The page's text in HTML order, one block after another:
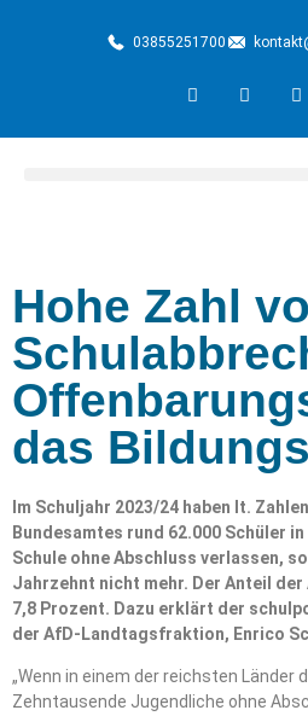
03855251700
Hohe Zahl
das
Im Schuljahr 2023/24 haben lt.
Bundesamtes rund 62.000 Schüler
Schule ohne Abschluss verlassen,
Jahrzehnt nicht mehr. Der Anteil
7,8 Prozent. Dazu erklärt der
der AfD-Landtagsfraktion, Enrico
„Wenn in einem der reichsten Länder
Zehntausende Jugendliche ohne